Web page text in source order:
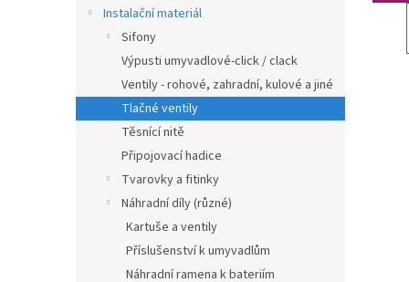
Instalační materiál
Sifony
Výpusti umyvadlové-click / clack
Ventily - rohové, zahradní, kulové a jiné
Tlačné ventily
Těsnící nitě
Připojovací hadice
Tvarovky a fitinky
Náhradní díly (různé)
Kartuše a ventily
Příslušenství k umyvadlům
Náhradní ramena k bateriím